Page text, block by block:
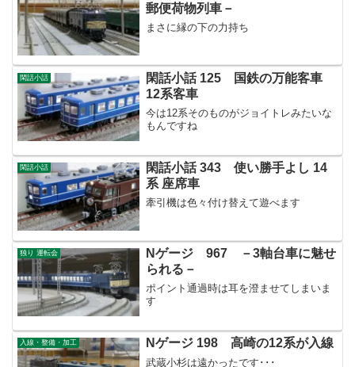
郵便荷物列車－
まさに縁の下の力持ち
閑話小話
閑話小話 125 国鉄の万能客車
12系客車
今は12系そのものがジョイトレみたいな
もんですね
閑話小話
閑話小話 343 使い勝手よし 14
系 座席車
牽引機は色々付け替えて遊べます
独り 運転会
Nゲージ 967 －3軸台車に魅せ
られる－
ポイント通過時は耳を澄ませてしまいま
す
入線・整備・加工 Nゲージ 198 高崎の12系が入線
武蔵小杉は遠かったです･･･